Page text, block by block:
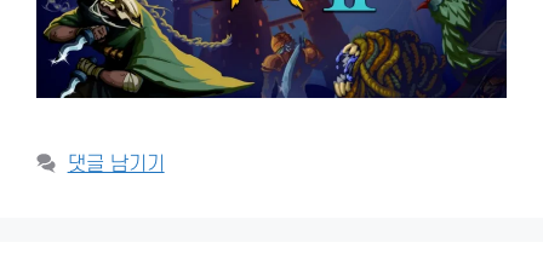
댓글 남기기